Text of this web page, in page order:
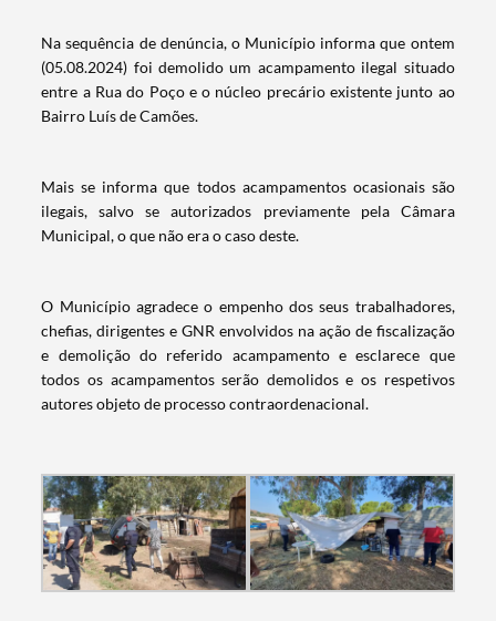
Na sequência de denúncia, o Município informa que ontem
(05.08.2024) foi demolido um acampamento ilegal situado
entre a Rua do Poço e o núcleo precário existente junto ao
Bairro Luís de Camões.
Mais se informa que todos acampamentos ocasionais são
ilegais, salvo se autorizados previamente pela Câmara
Municipal, o que não era o caso deste.
O Município agradece o empenho dos seus trabalhadores,
chefias, dirigentes e GNR envolvidos na ação de fiscalização
e demolição do referido acampamento e esclarece que
todos os acampamentos serão demolidos e os respetivos
autores objeto de processo contraordenacional.